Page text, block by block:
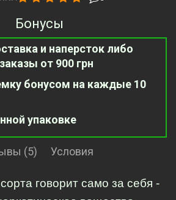
Бонусы
и наперсток либо
от 900 грн
бонусом на каждые 10
упаковке
(5) Условия
говорит само за себя -